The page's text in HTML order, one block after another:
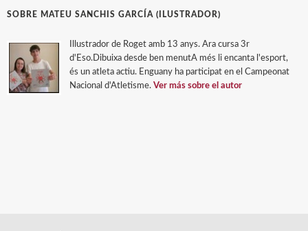
SOBRE MATEU SANCHIS GARCÍA (ILUSTRADOR)
Illustrador de Roget amb 13 anys. Ara cursa 3r
d'Eso.Dibuixa desde ben menutA més li encanta l'esport,
és un atleta actiu. Enguany ha participat en el Campeonat
Nacional d'Atletisme. Ver más sobre el autor